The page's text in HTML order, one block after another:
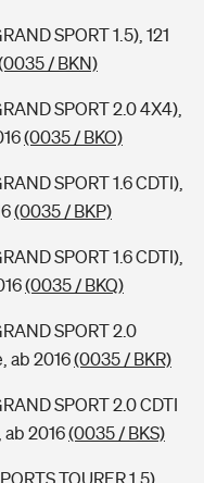
SPORT 1.5), 121
/ BKN)
SPORT 2.0 4X4),
(0035 / BKO)
SPORT 1.6 CDTI),
(0035 / BKP)
SPORT 1.6 CDTI),
(0035 / BKQ)
SPORT 2.0
ab 2016(0035 / BKR)
SPORT 2.0 CDTI
ab 2016(0035 / BKS)
TOURER 1.5),